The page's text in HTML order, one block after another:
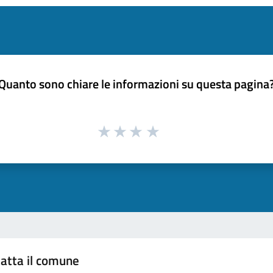
sono chiare le informazioni su questa
il comune